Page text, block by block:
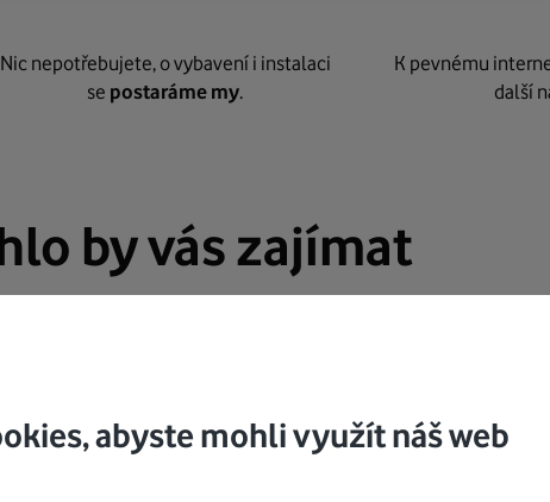
Nic nepotřebujete, o vybavení i instalaci
se postaráme my.
K pevnému
další
by vás zajímat
abyste mohli využít náš web